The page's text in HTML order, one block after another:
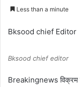
Less than a minute
Bksood chief Editor
Bksood chief editor
Breakingnews विक्रम